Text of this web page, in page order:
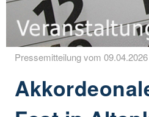
Pressemitteilung vom